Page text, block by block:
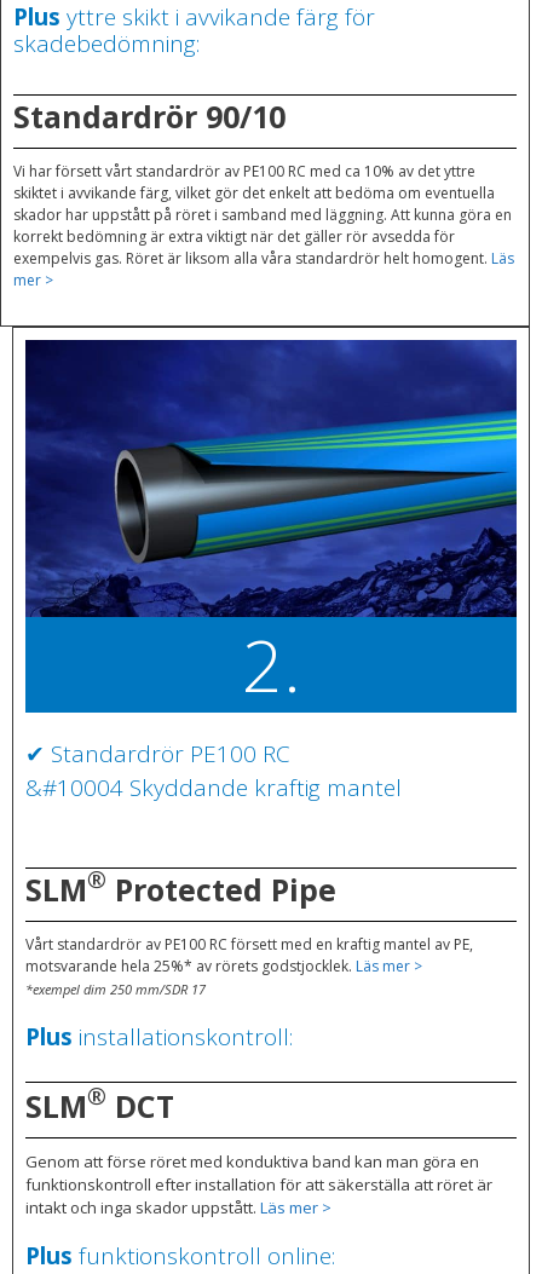
Plus yttre skikt i avvikande färg för
skadebedömning:
Standardrör 90/10
Vi har försett vårt standardrör av PE100 RC med ca 10% av det yttre
skiktet i avvikande färg, vilket gör det enkelt att bedöma om eventuella
skador har uppstått på röret i samband med läggning. Att kunna göra en
korrekt bedömning är extra viktigt när det gäller rör avsedda för
exempelvis gas. Röret är liksom alla våra standardrör helt homogent. Läs
mer >
2.
✔ Standardrör PE100 RC
&#10004 Skyddande kraftig mantel
SLM® Protected Pipe
Vårt standardrör av PE100 RC försett med en kraftig mantel av PE,
motsvarande hela 25%* av rörets godstjocklek. Läs mer >
*exempel dim 250 mm/SDR 17
Plus installationskontroll:
SLM® DCT
Genom att förse röret med konduktiva band kan man göra en
funktionskontroll efter installation för att säkerställa att röret är
intakt och inga skador uppstått. Läs mer >
Plus funktionskontroll online: